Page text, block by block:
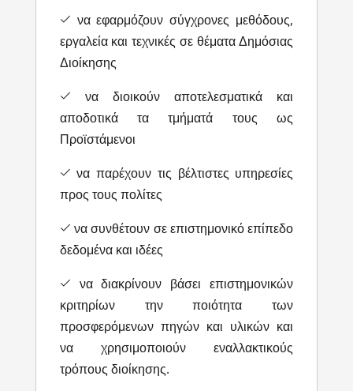
να εφαρμόζουν σύγχρονες μεθόδους,
εργαλεία και τεχνικές σε θέματα Δημόσιας
Διοίκησης
να διοικούν αποτελεσματικά και
αποδοτικά τα τμήματά τους ως
Προϊστάμενοι
να παρέχουν τις βέλτιστες υπηρεσίες
προς τους πολίτες
να συνθέτουν σε επιστημονικό επίπεδο
δεδομένα και ιδέες
να διακρίνουν βάσει επιστημονικών
κριτηρίων την ποιότητα των
προσφερόμενων πηγών και υλικών και
να χρησιμοποιούν εναλλακτικούς
τρόπους διοίκησης.